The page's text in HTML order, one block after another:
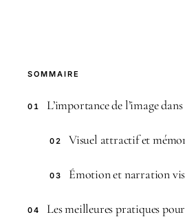
SOMMAIRE
01 L’importance de l’image
02 Visuel attractif et
03 Émotion et narration
04
Les meilleures pratiques